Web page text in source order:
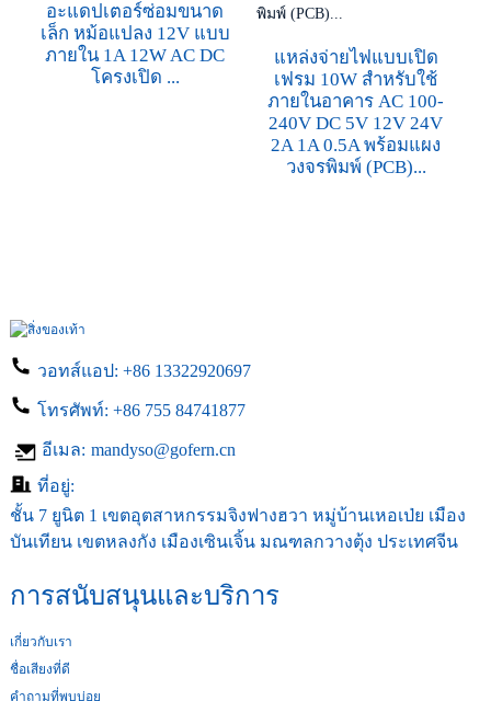
อะแดปเตอร์ซ่อมขนาด
เล็ก หม้อแปลง 12V แบบ
ภายใน 1A 12W AC DC
โครงเปิด ...
แหล่งจ่ายไฟแบบเปิด
เฟรม 10W สำหรับใช้
ภายในอาคาร AC 100-
240V DC 5V 12V 24V
2A 1A 0.5A พร้อมแผง
วงจรพิมพ์ (PCB)...
วอทส์แอป: +86 13322920697
โทรศัพท์: +86 755 84741877
อีเมล: mandyso@gofern.cn
ที่อยู่:
ชั้น 7 ยูนิต 1 เขตอุตสาหกรรมจิงฟางฮวา หมู่บ้านเหอเป่ย เมือง
บันเทียน เขตหลงกัง เมืองเซินเจิ้น มณฑลกวางตุ้ง ประเทศจีน
การสนับสนุนและบริการ
เกี่ยวกับเรา
ชื่อเสียงที่ดี
คำถามที่พบบ่อย